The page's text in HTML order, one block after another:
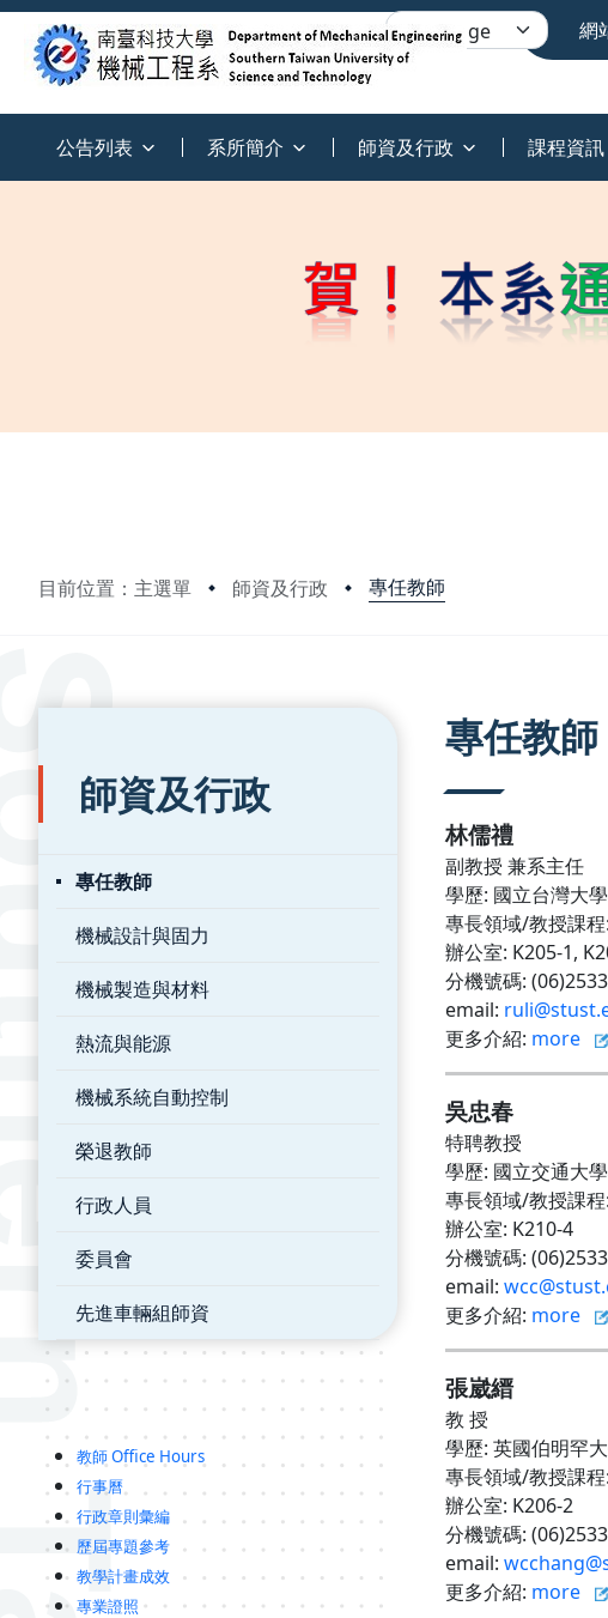
網
公告列表 系所簡介 師資及行政 課程資訊
目前位置：主選單 師資及行政 專任教師
:::
師資及行政
專任教師
機械設計與固力
機械製造與材料
熱流與能源
機械系統自動控制
榮退教師
行政人員
委員會
先進車輛組師資
教師 Office Hours
行事曆
行政章則彙編
歷屆專題參考
教學計畫成效
專業證照
專任教師
林儒禮
副教授 兼系主任
學歷: 國立台灣大
專長領域/教授課程:
辦公室: K205-1,
分機號碼:
email:
更多介紹: more
吳忠春
特聘教授
學歷: 國立交通大
專長領域/教授課程:
辦公室: K210-4
分機號碼:
email:
更多介紹: more
張崴縉
教 授
學歷: 英國伯明罕
專長領域/教授課程:
辦公室: K206-2
分機號碼:
email:
更多介紹: more